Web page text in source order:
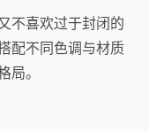
不喜欢过于封闭的
配不同色调与材质
局。